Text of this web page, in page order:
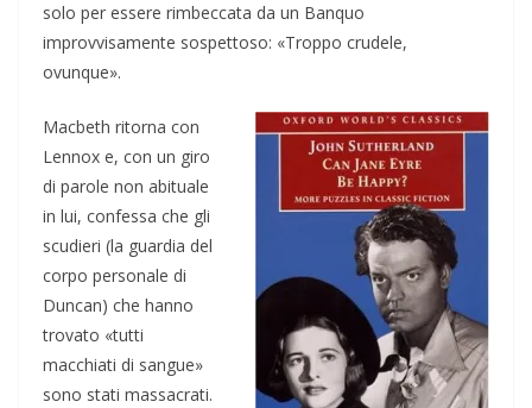
solo per essere rimbeccata da un Banquo
improvvisamente sospettoso: «Troppo crudele,
ovunque».
Macbeth ritorna con
Lennox e, con un giro
di parole non abituale
in lui, confessa che gli
scudieri (la guardia del
corpo personale di
Duncan) che hanno
trovato «tutti
macchiati di sangue»
sono stati massacrati.